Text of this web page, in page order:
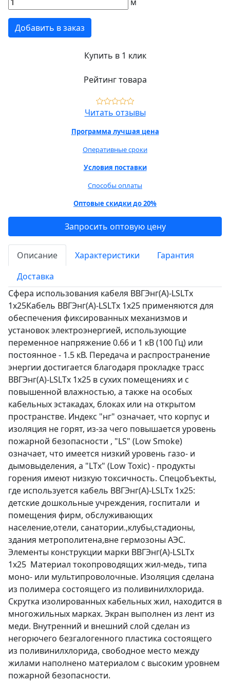
Добавить в заказ
Купить в 1 клик
Рейтинг товара
Читать отзывы
Программа лучшая цена
Оперативные сроки
Условия поставки
Способы оплаты
Оптовые скидки до 20%
Запросить оптовую цену
Описание Характеристики
Гарантия
Доставка
Сфера использования кабеля ВВГЭнг(А)-LSLTx
1х25Кабель ВВГЭнг(А)-LSLTx 1х25 применяются для
обеспечения фиксированных механизмов и
установок электроэнергией, использующие
переменное напряжение 0.66 и 1 кВ (100 Гц) или
постоянное - 1.5 кВ. Передача и распространение
энергии достигается благодаря прокладке трасс
ВВГЭнг(А)-LSLTx 1х25 в сухих помещениях и с
повышенной влажностью, а также на особых
кабельных эстакадах, блоках или на открытом
пространстве. Индекс "нг" означает, что корпус и
изоляция не горят, из-за чего повышается уровень
пожарной безопасности , "LS" (Low Smoke)
означает, что имеется низкий уровень газо- и
дымовыделения, а "LTx" (Low Toxic) - продукты
горения имеют низкую токсичность. Спецобъекты,
где используется кабель ВВГЭнг(А)-LSLTx 1х25:
детские дошкольные учреждения, госпитали и
помещения фирм, обслуживающих
население,отели, санатории.,клубы,стадионы,
здания метрополитена,вне гермозоны АЭС.
Элементы конструкции марки ВВГЭнг(А)-LSLTx
1х25 Материал токопроводящих жил-медь, типа
моно- или мультипроволочные. Изоляция сделана
из полимера состоящего из поливинилхлорида.
Скрутка изолированных кабельных жил, находится в
многожильных марках. Экран выполнен из лент из
меди. Внутренний и внешний слой сделан из
негорючего безгалогенного пластика состоящего
из поливинилхлорида, свободное место между
жилами наполнено материалом с высоким уровнем
пожарной безопасности.